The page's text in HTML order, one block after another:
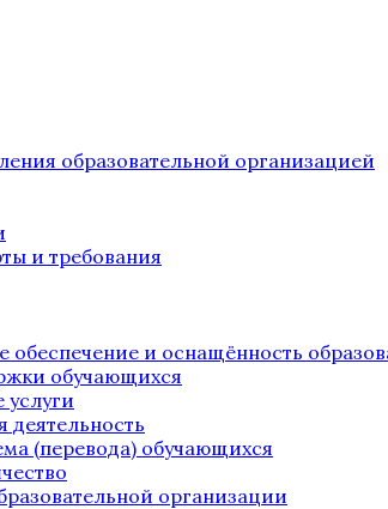
образовательной организацией
и требования
и оснащённость
обучающихся
услуги
деятельность
(перевода) обучающихся
организации